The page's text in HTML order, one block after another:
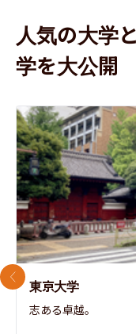
人気の大学
学を大公開
東京大学
志ある卓越。
前のスライド